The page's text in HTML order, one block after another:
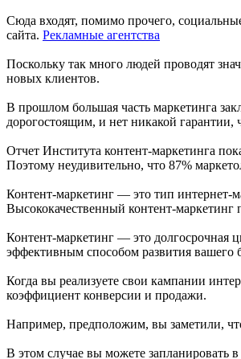
Сюда входят, помимо прочего,
сайта. Рекламные агентства
Поскольку так много людей проводят
новых клиентов.
В прошлом большая часть маркетинга
дорогостоящим, и нет никакой гарантии,
Отчет Института контент-маркетинга
Поэтому неудивительно, что 87%
Контент-маркетинг — это тип интернет-
Высококачественный контент-маркетинг
Контент-маркетинг — это долгосрочная
эффективным способом развития вашего
Когда вы реализуете свои кампании
коэффициент конверсии и продажи.
Например, предположим, вы заметили,
В этом случае вы можете запланировать